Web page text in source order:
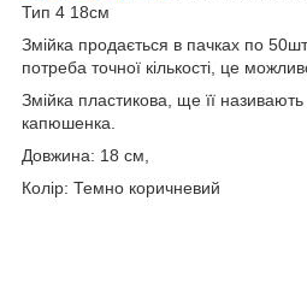
Тип 4 18см
Змійка продається в пачках по
потреба точної кількості, це
Змійка пластикова, ще її
капюшенка.
Довжина: 18 см,
Колір: Темно коричневий